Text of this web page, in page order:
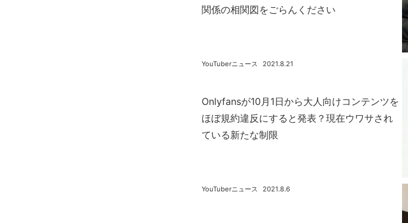
関係の相関図をごらんください
Onlyfansが10月1日から大人向けコンテンツを
ほぼ規約違反にすると発表？現在ウワサされ
ている新たな制限
2021.8.21
YouTuberニュース
2021.8.6
YouTuberニュース